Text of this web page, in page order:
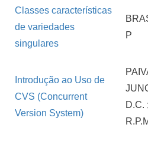
Classes características
de variedades
singulares
P
Introdução ao Uso de
CVS (Concurrent
Version System)
D.C.